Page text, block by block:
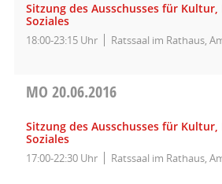
Sitzung des Ausschusses für
Soziales
18:00-23:15 Uhr Ratssaal im Rathaus,
MO 20.06.2016
Sitzung des Ausschusses für
Soziales
17:00-22:30 Uhr Ratssaal im Rathaus,